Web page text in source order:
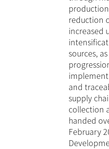
reduction
increased
sources,
and
supply
collection
handed
February